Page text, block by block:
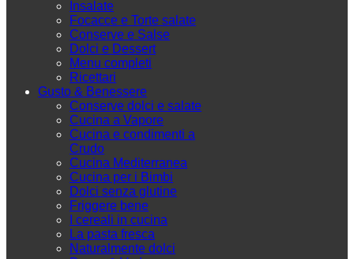
Insalate
Focacce e Torte salate
Conserve e Salse
Dolci e Dessert
Menu completi
Ricettari
Gusto & Benessere
Conserve dolci e salate
Cucina a Vapore
Cucina e condimenti a
Crudo
Cucina Mediterranea
Cucina per i Bimbi
Dolci senza glutine
Friggere bene
I cereali in cucina
La pasta fresca
Naturalmente dolci